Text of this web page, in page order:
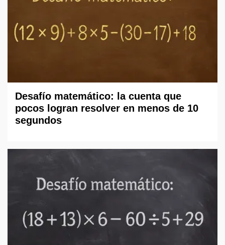
Desafío matemático: la cuenta que
pocos logran resolver en menos de 10
segundos